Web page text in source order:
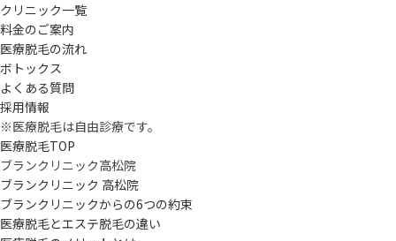
クリニック一覧
料金のご案内
医療脱毛の流れ
ボトックス
よくある質問
採用情報
※医療脱毛は自由診療です。
医療脱毛TOP
ブランクリニック高松院
ブランクリニック 高松院
ブランクリニックからの6つの約束
医療脱毛とエステ脱毛の違い